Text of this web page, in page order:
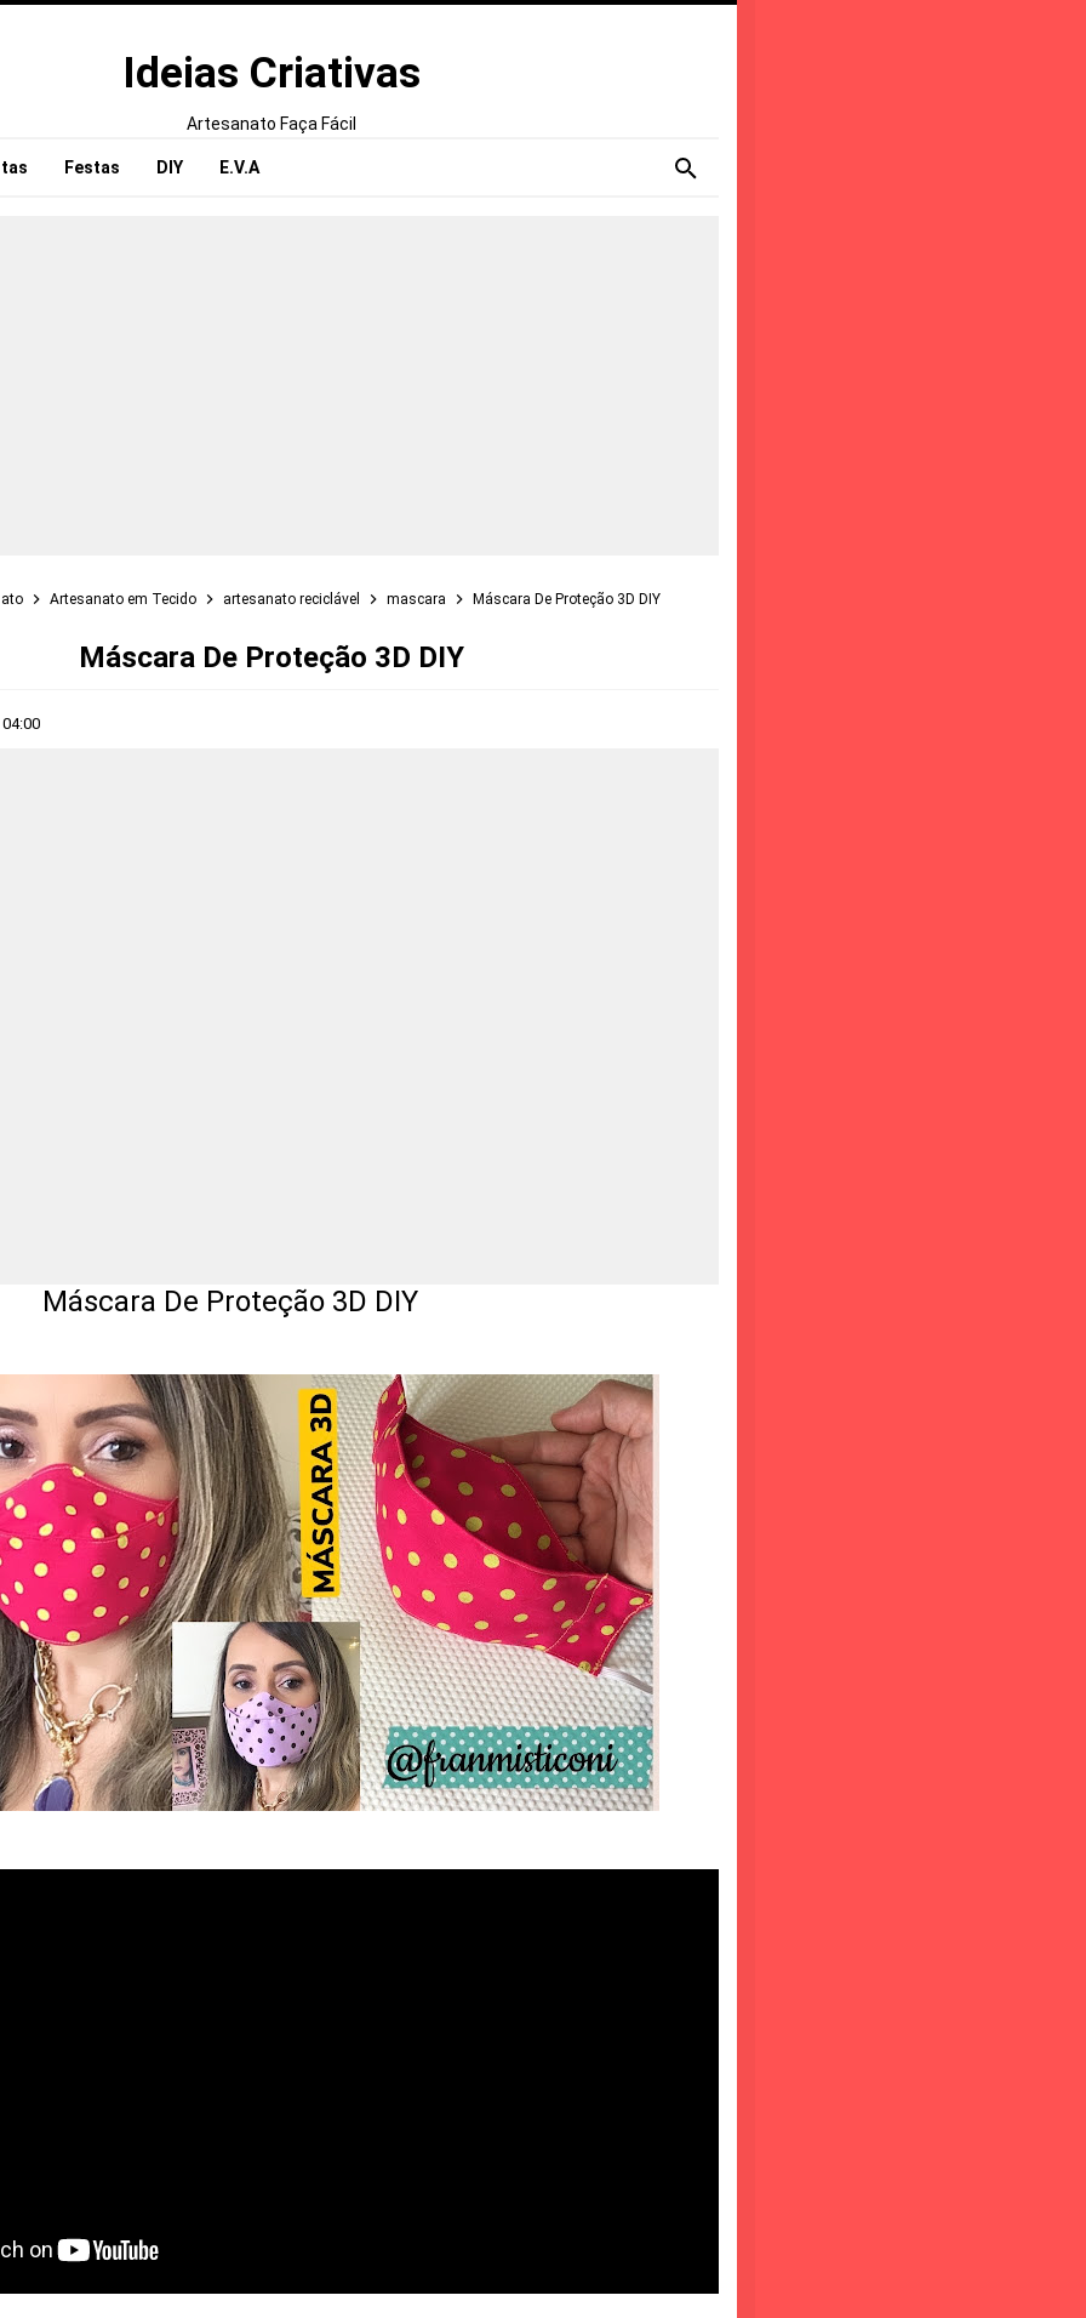
Ideias Criativas
Artesanato Faça Fácil
Festas DIY E.V.A
Artesanato em Tecido artesanato reciclável mascara Máscara De Proteção 3D DIY
Máscara De Proteção 3D DIY
04:00
De Proteção 3D DIY